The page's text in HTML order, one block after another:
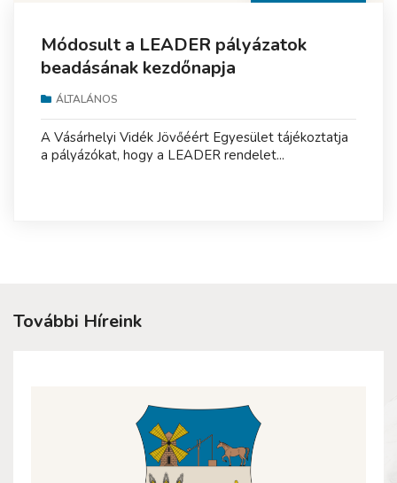
Módosult a LEADER pályázatok
beadásának kezdőnapja
ÁLTALÁNOS
A Vásárhelyi Vidék Jövőéért Egyesület tájékoztatja
a pályázókat, hogy a LEADER rendelet...
További Híreink